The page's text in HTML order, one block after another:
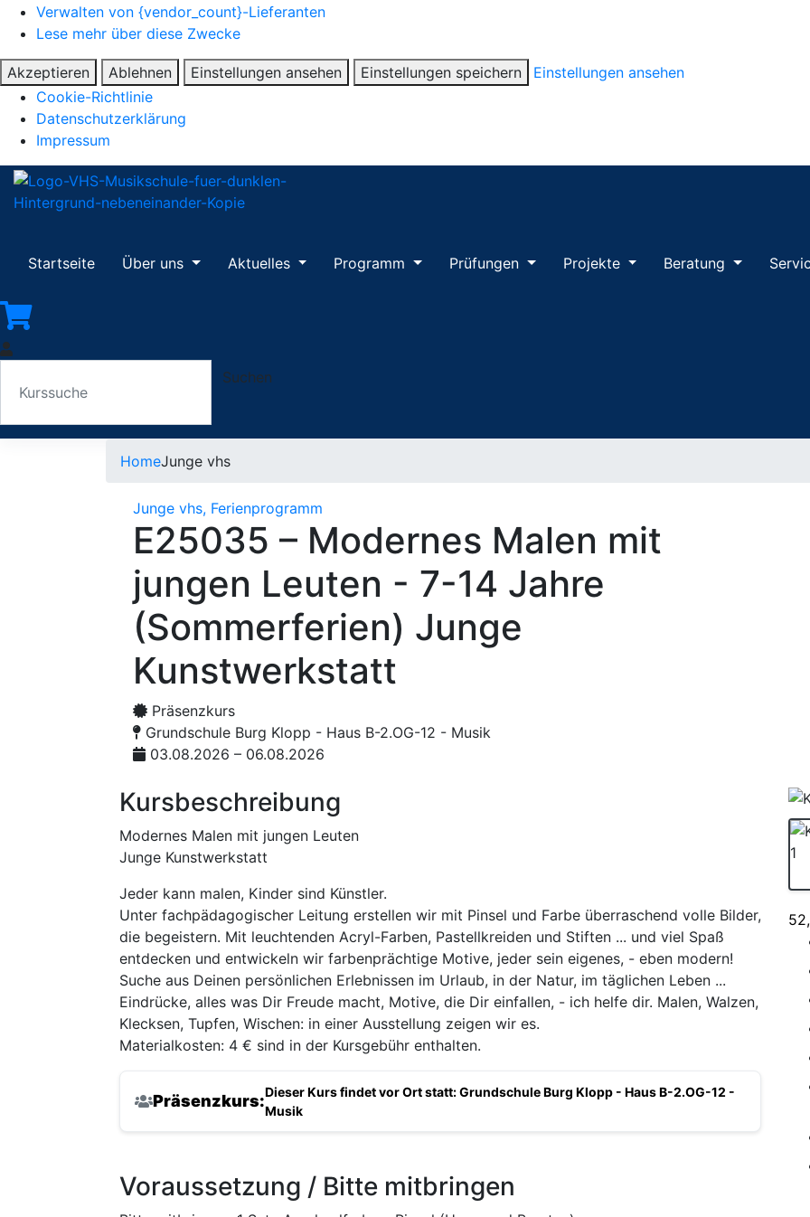
Verwalten von {vendor_count}-Lieferanten
Lese mehr über diese Zwecke
Akzeptieren Ablehnen Einstellungen ansehen Einstellungen speichern
Einstellungen ansehen
Cookie-Richtlinie
Datenschutzerklärung
Impressum
Startseite Über uns Aktuelles Programm Prüfungen Projekte Beratung
Suchen
HomeJunge vhs
Junge vhs, Ferienprogramm
E25035 – Modernes Malen mit
jungen Leuten - 7-14 Jahre
(Sommerferien) Junge
Kunstwerkstatt
Präsenzkurs
Grundschule Burg Klopp - Haus B-2.OG-12 - Musik
03.08.2026 – 06.08.2026
Kursbeschreibung
Modernes Malen mit jungen Leuten
Junge Kunstwerkstatt
Jeder kann malen, Kinder sind Künstler.
Unter fachpädagogischer Leitung erstellen wir mit Pinsel und Farbe überraschend volle Bilder,
die begeistern. Mit leuchtenden Acryl-Farben, Pastellkreiden und Stiften ... und viel Spaß
entdecken und entwickeln wir farbenprächtige Motive, jeder sein eigenes, - eben modern!
Suche aus Deinen persönlichen Erlebnissen im Urlaub, in der Natur, im täglichen Leben ...
Eindrücke, alles was Dir Freude macht, Motive, die Dir einfallen, - ich helfe dir. Malen, Walzen,
Klecksen, Tupfen, Wischen: in einer Ausstellung zeigen wir es.
Materialkosten: 4 € sind in der Kursgebühr enthalten.
Präsenzkurs:Dieser Kurs findet vor Ort statt: Grundschule Burg Klopp - Haus B-2.OG-12 -
Musik
Voraussetzung / Bitte mitbringen